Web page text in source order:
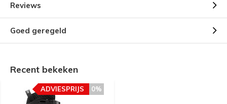
Reviews
Goed geregeld
Recent bekeken
0%
ADVIESPRIJS